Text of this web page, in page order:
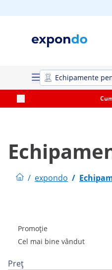
Echipamente
/ expondo /
Promoție
Cel mai bine vândut
Preț